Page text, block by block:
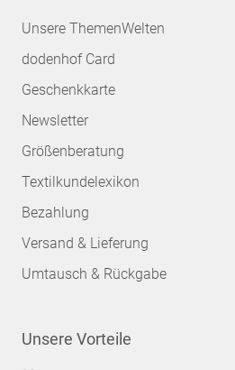
Unsere ThemenWelten
dodenhof Card
Geschenkkarte
Newsletter
Größenberatung
Textilkundelexikon
Bezahlung
Versand & Lieferung
Umtausch & Rückgabe
Unsere Vorteile